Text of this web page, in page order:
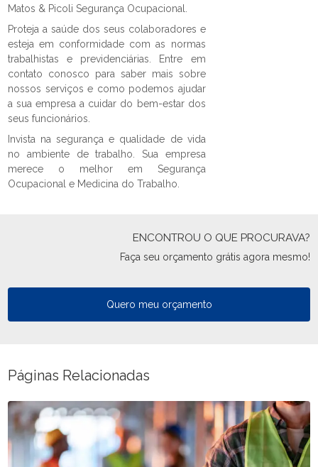
Matos & Picoli Segurança Ocupacional.
Proteja a saúde dos seus colaboradores e
esteja em conformidade com as normas
trabalhistas e previdenciárias. Entre em
contato conosco para saber mais sobre
nossos serviços e como podemos ajudar
a sua empresa a cuidar do bem-estar dos
seus funcionários.
Invista na segurança e qualidade de vida
no ambiente de trabalho. Sua empresa
merece o melhor em Segurança
Ocupacional e Medicina do Trabalho.
ENCONTROU O QUE PROCURAVA?
Faça seu orçamento grátis agora mesmo!
Quero meu orçamento
Páginas Relacionadas